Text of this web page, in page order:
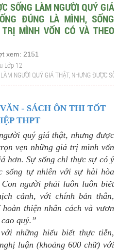
SỐNG LÀM NGƯỜI QUÝ GIÁ
ĐÚNG LÀ MÌNH, SỐNG
MÌNH VỐN CÓ VÀ THEO
xem: 2151
Lớp 12
NGƯỜI QUÝ GIÁ THẬT, NHƯNG ĐƯỢC
- SÁCH ÔN THI TỐT
THPT
quý giá thật, nhưng được
vẹn những giá trị mình vốn
hơn. Sự sống chỉ thực sự có ý
sống tự nhiên với sự hài hòa
người phải luôn luôn biết
cảnh, với chính bản thân,
thiện nhân cách và vươn
quý.”
những hiểu biết thực tiễn,
luận (khoảng 600 chữ) với